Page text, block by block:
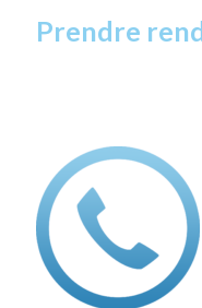
Prendre